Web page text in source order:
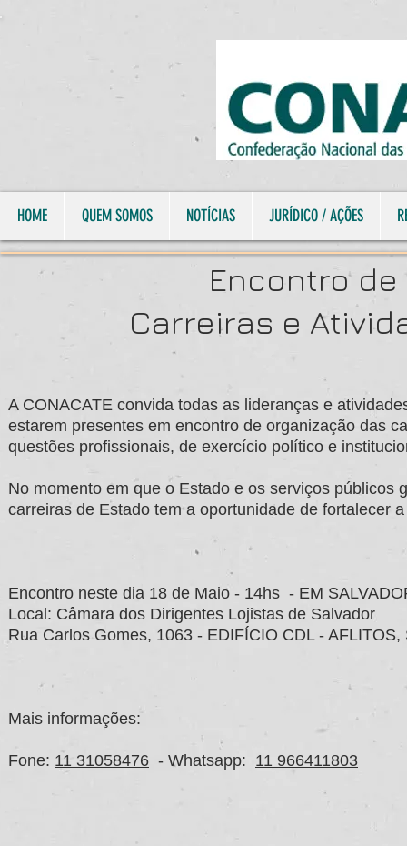
HOME QUEM SOMOS NOTÍCIAS JURÍDICO / AÇÕES
Encontro
Carreiras e
A CONACATE convida todas as lideranças e
estarem presentes em encontro de organização das
questões profissionais, de exercício político e
No momento em que o Estado e os serviços
carreiras de Estado tem a oportunidade de fortalecer
Encontro neste dia 18 de Maio - 14hs - EM
Local: Câmara dos Dirigentes Lojistas de Salvador
Rua Carlos Gomes, 1063 - EDIFÍCIO CDL - AFLITOS,
Mais informações:
Fone: 11 31058476 - Whatsapp: 11 966411803